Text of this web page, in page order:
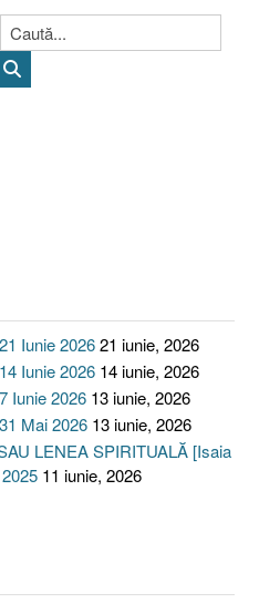
Iunie 202621 iunie, 2026
Iunie 2026 14 iunie, 2026
Iunie 2026 13 iunie, 2026
Mai 2026 13 iunie, 2026
LENEA SPIRITUALĂ [Isaia
11 iunie, 2026